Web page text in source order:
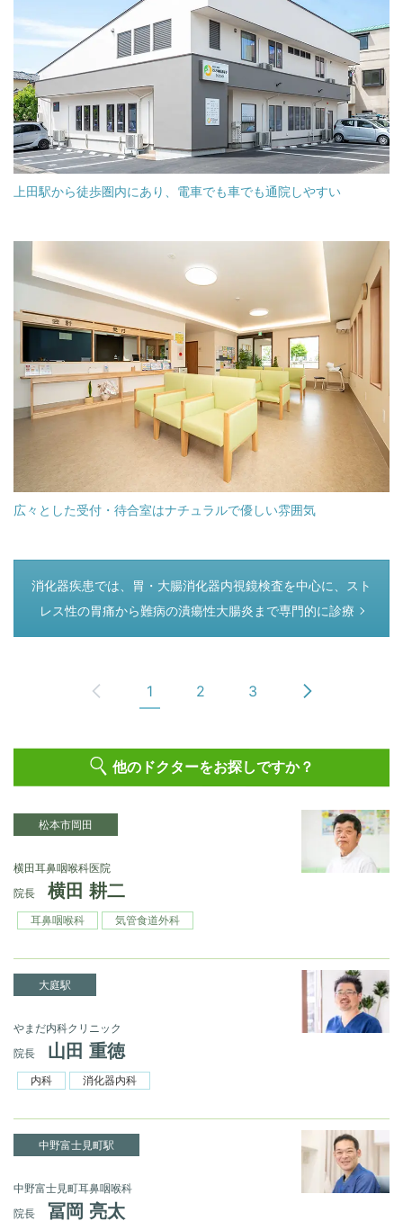
上田駅から徒歩圏内にあり、電車でも車でも通院しやすい
広々とした受付・待合室はナチュラルで優しい雰囲気
つぎのページ
消化器疾患では、胃・大腸消化器内視鏡検査を中心に、スト
レス性の胃痛から難病の潰瘍性大腸炎まで専門的に診療
1 2 3
他のドクターをお探しですか？
松本市岡田
横田耳鼻咽喉科医院
院長
横田 耕二
耳鼻咽喉科 気管食道外科
大庭駅
やまだ内科クリニック
院長
山田 重徳
内科 消化器内科
中野富士見町駅
中野富士見町耳鼻咽喉科
院長
冨岡 亮太